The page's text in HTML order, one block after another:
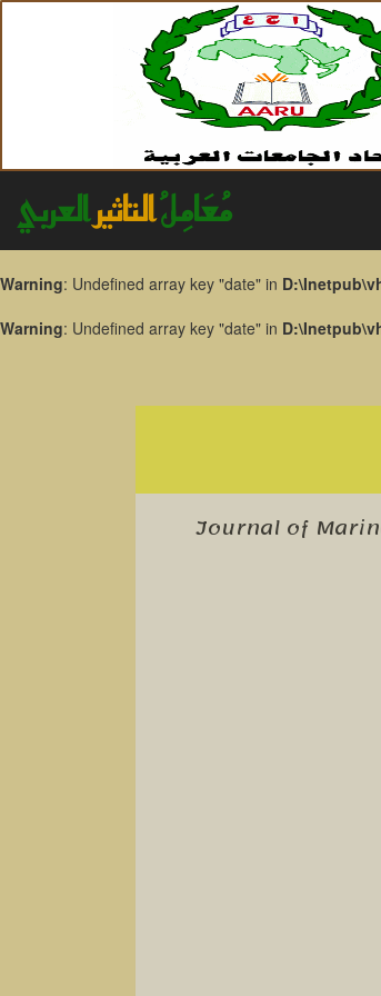
مُعَامِلُالتاثيرالعربي
Warning: Undefined array key "date" in
Warning: Undefined array key "date" in
Journal of